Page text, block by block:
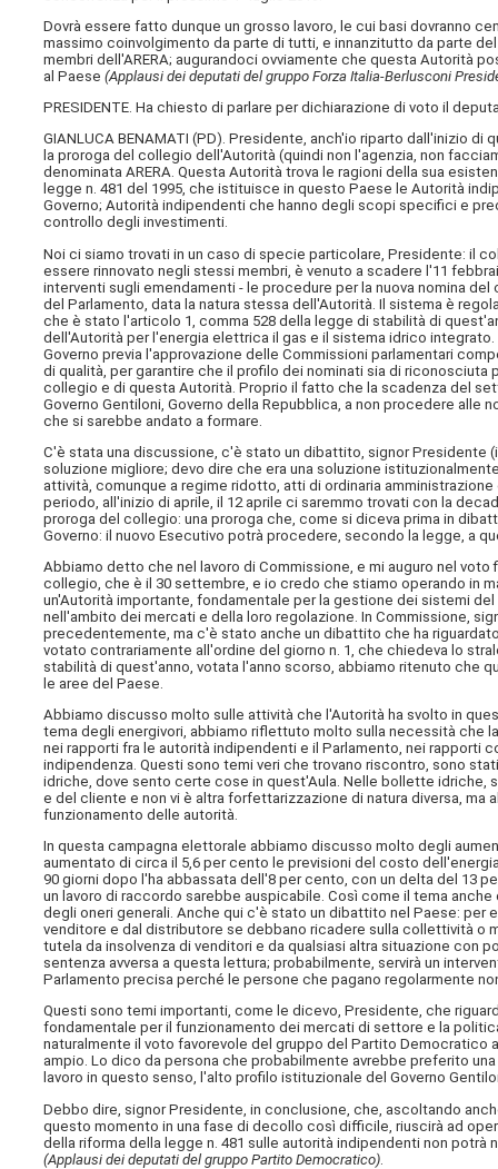
Dovrà essere fatto dunque un grosso lavoro, le cui basi dovranno
massimo coinvolgimento da parte di tutti, e innanzitutto da parte
membri dell'ARERA; augurandoci ovviamente che questa Autorità
al Paese(Applausi dei deputati del gruppo Forza Italia-Berlusconi
PRESIDENTE. Ha chiesto di parlare per dichiarazione di voto il
GIANLUCA BENAMATI (PD). Presidente, anch'io riparto dall'inizio di
la proroga del collegio dell'Autorità (quindi non l'agenzia, non
denominata ARERA. Questa Autorità trova le ragioni della sua
legge n. 481 del 1995, che istituisce in questo Paese le Autorità
Governo; Autorità indipendenti che hanno degli scopi specifici e
controllo degli investimenti.
Noi ci siamo trovati in un caso di specie particolare, Presidente: il
essere rinnovato negli stessi membri, è venuto a scadere l'11
interventi sugli emendamenti - le procedure per la nuova nomina
del Parlamento, data la natura stessa dell'Autorità. Il sistema è
che è stato l'articolo 1, comma 528 della legge di stabilità di
dell'Autorità per l'energia elettrica il gas e il sistema idrico
Governo previa l'approvazione delle Commissioni parlamentari
di qualità, per garantire che il profilo dei nominati sia di
collegio e di questa Autorità. Proprio il fatto che la scadenza del
Governo Gentiloni, Governo della Repubblica, a non procedere alle
che si sarebbe andato a formare.
C'è stata una discussione, c'è stato un dibattito, signor Presidente
soluzione migliore; devo dire che era una soluzione
attività, comunque a regime ridotto, atti di ordinaria
periodo, all'inizio di aprile, il 12 aprile ci saremmo trovati con la
proroga del collegio: una proroga che, come si diceva prima in
Governo: il nuovo Esecutivo potrà procedere, secondo la legge, a
Abbiamo detto che nel lavoro di Commissione, e mi auguro nel
collegio, che è il 30 settembre, e io credo che stiamo operando in
un'Autorità importante, fondamentale per la gestione dei sistemi
nell'ambito dei mercati e della loro regolazione. In Commissione,
precedentemente, ma c'è stato anche un dibattito che ha
votato contrariamente all'ordine del giorno n. 1, che chiedeva lo
stabilità di quest'anno, votata l'anno scorso, abbiamo ritenuto che
le aree del Paese.
Abbiamo discusso molto sulle attività che l'Autorità ha svolto in
tema degli energivori, abbiamo riflettuto molto sulla necessità che
nei rapporti fra le autorità indipendenti e il Parlamento, nei rapporti
indipendenza. Questi sono temi veri che trovano riscontro, sono
idriche, dove sento certe cose in quest'Aula. Nelle bollette
e del cliente e non vi è altra forfettarizzazione di natura diversa,
funzionamento delle autorità.
In questa campagna elettorale abbiamo discusso molto degli
aumentato di circa il 5,6 per cento le previsioni del costo
90 giorni dopo l'ha abbassata dell'8 per cento, con un delta del 13
un lavoro di raccordo sarebbe auspicabile. Così come il tema
degli oneri generali. Anche qui c'è stato un dibattito nel Paese:
venditore e dal distributore se debbano ricadere sulla collettività o
tutela da insolvenza di venditori e da qualsiasi altra situazione con
sentenza avversa a questa lettura; probabilmente, servirà un
Parlamento precisa perché le persone che pagano regolarmente
Questi sono temi importanti, come le dicevo, Presidente, che
fondamentale per il funzionamento dei mercati di settore e la
naturalmente il voto favorevole del gruppo del Partito Democratico
ampio. Lo dico da persona che probabilmente avrebbe preferito
lavoro in questo senso, l'alto profilo istituzionale del Governo
Debbo dire, signor Presidente, in conclusione, che, ascoltando
questo momento in una fase di decollo così difficile, riuscirà ad
della riforma della legge n. 481 sulle autorità indipendenti non
(Applausi dei deputati del gruppo Partito Democratico)